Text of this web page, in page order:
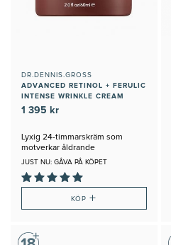
DR.DENNIS.GROSS
ADVANCED RETINOL + FERULIC
INTENSE WRINKLE CREAM
1 395 kr
Lyxig 24-timmarskräm som
motverkar åldrande
JUST NU: GÅVA PÅ KÖPET
KÖP+